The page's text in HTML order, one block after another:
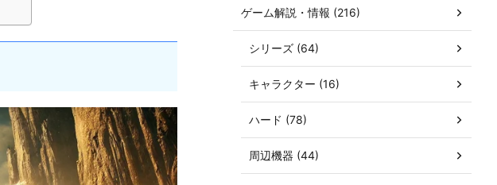
ゲーム解説・情報 (216)
シリーズ (64)
キャラクター (16)
ハード (78)
周辺機器 (44)